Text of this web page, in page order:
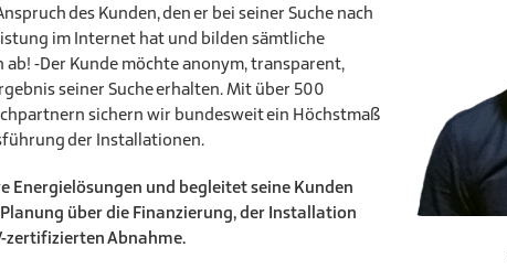
des Kunden, den er bei seiner Suche nach
im Internet hat und bilden sämtliche
-Der Kunde möchte anonym, transparent,
seiner Suche erhalten. Mit über 500
sichern wir bundesweit ein Höchstmaß
der Installationen.
und begleitet seine Kunden
über die Finanzierung, der Installation
zertifizierten Abnahme.